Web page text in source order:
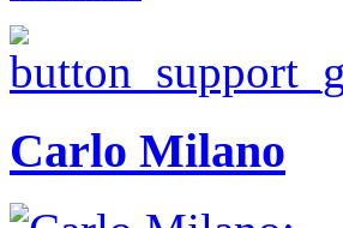
Carlo Milano